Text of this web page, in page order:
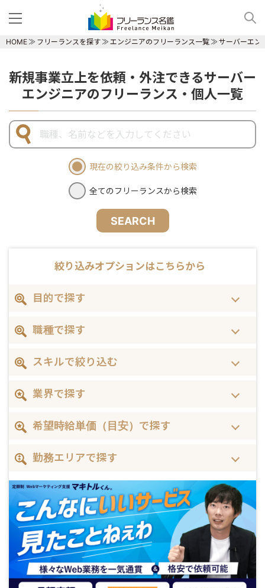
HOME フリーランスを探す エンジニアのフリーランス一覧 サーバーエン
新規事業立上を依頼・外注できるサーバー
エンジニアのフリーランス・個人一覧
現在の絞り込み条件から検索
全てのフリーランスから検索
SEARCH
絞り込みオプションはこちらから
目的で探す
職種で探す
スキルで絞り込む
業界で探す
希望時給単価（目安）で探す
勤務エリアで探す